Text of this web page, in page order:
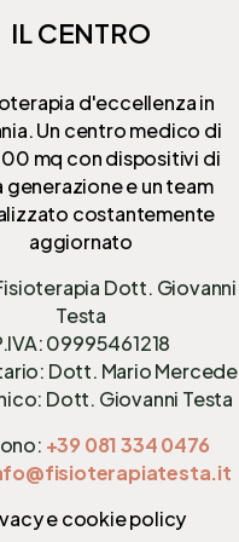
IL CENTRO
d'eccellenza in
Un centro medico di
mq con dispositivi di
generazione e un team
costantemente
aggiornato
Dott. Giovanni
Testa
09995461218
Dott. Mario Mercede
Dott. Giovanni Testa
+39 081 334 0476
e cookie policy